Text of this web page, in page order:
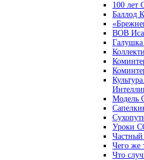
100 лет
Баллод
ВОВ
Модель
Уроки
Чего же
Что